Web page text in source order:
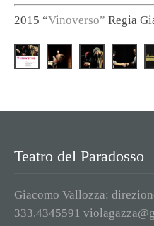
2015 “Vinoverso” Regia
Teatro del Paradosso
Giacomo Vallozza:
333.4345591